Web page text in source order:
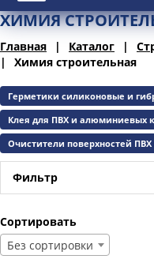
ХИМИЯ
Главная Каталог
Химия строительная
Герметики силиконовые и
Клея для ПВХ и алюминиевых
Очистители поверхностей
Фильтр
Сортировать
Без сортировки